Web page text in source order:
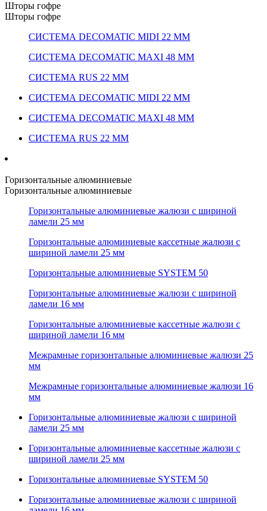
Шторы гофре
Шторы гофре
СИСТЕМА DECOMATIC MIDI 22 ММ
СИСТЕМА DECOMATIC MAXI 48 ММ
СИСТЕМА RUS 22 ММ
СИСТЕМА DECOMATIC MIDI 22 ММ
СИСТЕМА DECOMATIC MAXI 48 ММ
СИСТЕМА RUS 22 ММ
Горизонтальные алюминиевые
Горизонтальные алюминиевые
Горизонтальные алюминиевые жалюзи с шириной
ламели 25 мм
Горизонтальные алюминиевые кассетные жалюзи с
шириной ламели 25 мм
Горизонтальные алюминиевые SYSTEM 50
Горизонтальные алюминиевые жалюзи с шириной
ламели 16 мм
Горизонтальные алюминиевые кассетные жалюзи с
шириной ламели 16 мм
Межрамные горизонтальные алюминиевые жалюзи 25
мм
Межрамные горизонтальные алюминиевые жалюзи 16
мм
Горизонтальные алюминиевые жалюзи с шириной
ламели 25 мм
Горизонтальные алюминиевые кассетные жалюзи с
шириной ламели 25 мм
Горизонтальные алюминиевые SYSTEM 50
Горизонтальные алюминиевые жалюзи с шириной